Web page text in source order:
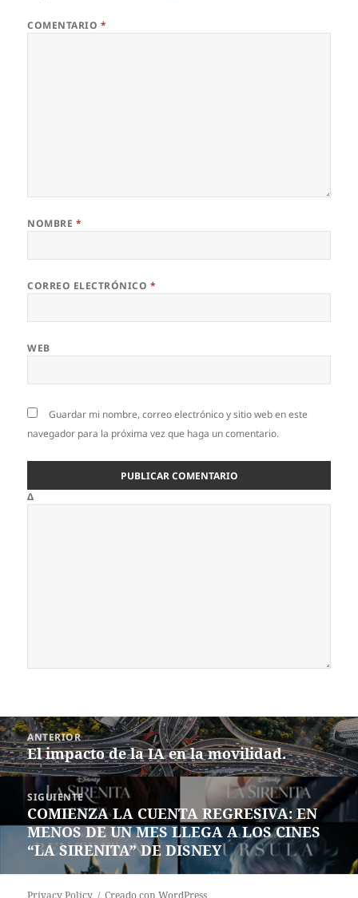
COMENTARIO *
NOMBRE *
CORREO ELECTRÓNICO *
WEB
Guardar mi nombre, correo electrónico y sitio web en este
navegador para la próxima vez que haga un comentario.
Δ
Navegación
de
entradas
ANTERIOR
Entrada
anterior:
El impacto de la IA en la movilidad.
SIGUIENTE
Siguiente
entrada:
COMIENZA LA CUENTA REGRESIVA: EN
MENOS DE UN MES LLEGA A LOS CINES
“LA SIRENITA” DE DISNEY
Privacy Policy Creado con WordPress